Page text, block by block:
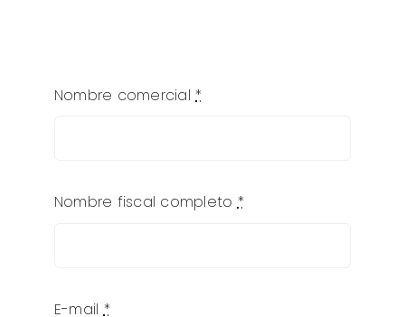
Nombre comercial*
Nombre fiscal completo*
E-mail*